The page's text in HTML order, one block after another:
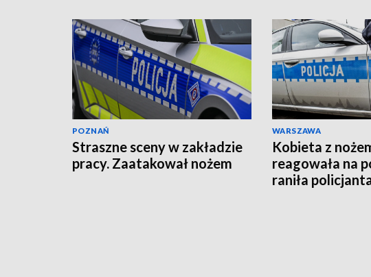
POZNAŃ
Straszne sceny w zakładzie
pracy. Zaatakował nożem
WARSZAWA
Kobieta z
reagowała na
raniła